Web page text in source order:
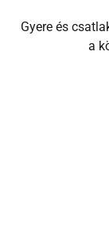
Gyere és
a